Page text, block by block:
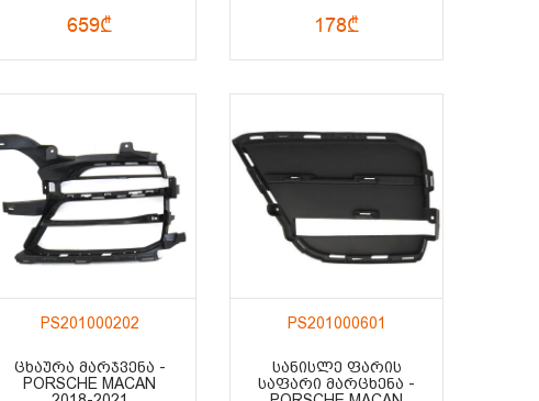
659₾ 178₾
PS201000202
ᲪᲮᲐᲣᲠᲐ ᲛᲐᲠᲯᲕᲔᲜᲐ -
PORSCHE MACAN
PS201000601
ᲡᲐᲜᲘᲡᲚᲔ ᲤᲐᲠᲘᲡ
ᲡᲐᲤᲐᲠᲘ ᲛᲐᲠᲪᲮᲔᲜᲐ -